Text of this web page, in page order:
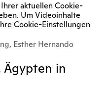
aktuellen Cookie-
Um Videoinhalte
Cookie-Einstellungen
Esther Hernando
Ägypten in